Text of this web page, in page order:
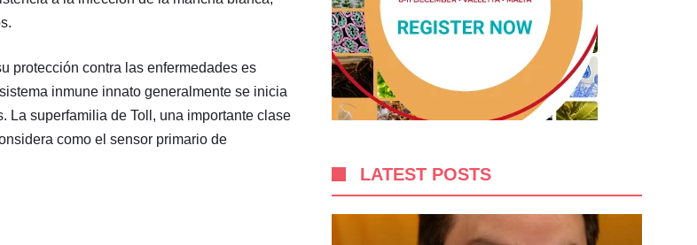
protección contra las enfermedades es
inmune innato generalmente se inicia
La superfamilia de Toll, una importante clase
como el sensor primario de
LATEST POSTS